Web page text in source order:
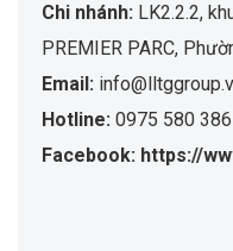
Chi nhánh: LK2.2.2,
PREMIER PARC,
Email:
Hotline: 0975 580 386
Facebook: https://